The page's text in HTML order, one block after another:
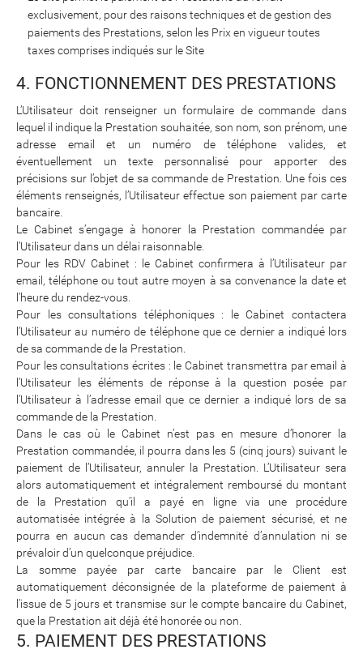
exclusivement, pour des raisons techniques et de gestion des
paiements des Prestations, selon les Prix en vigueur toutes
taxes comprises indiqués sur le Site
4. FONCTIONNEMENT DES PRESTATIONS
L’Utilisateur doit renseigner un formulaire de commande dans
lequel il indique la Prestation souhaitée, son nom, son prénom, une
adresse email et un numéro de téléphone valides, et
éventuellement un texte personnalisé pour apporter des
précisions sur l’objet de sa commande de Prestation. Une fois ces
éléments renseignés, l’Utilisateur effectue son paiement par carte
bancaire.
Le Cabinet s’engage à honorer la Prestation commandée par
l’Utilisateur dans un délai raisonnable.
Pour les RDV Cabinet : le Cabinet confirmera à l’Utilisateur par
email, téléphone ou tout autre moyen à sa convenance la date et
l’heure du rendez-vous.
Pour les consultations téléphoniques : le Cabinet contactera
l’Utilisateur au numéro de téléphone que ce dernier a indiqué lors
de sa commande de la Prestation.
Pour les consultations écrites : le Cabinet transmettra par email à
l’Utilisateur les éléments de réponse à la question posée par
l’Utilisateur à l’adresse email que ce dernier a indiqué lors de sa
commande de la Prestation.
Dans le cas où le Cabinet n’est pas en mesure d’honorer la
Prestation commandée, il pourra dans les 5 (cinq jours) suivant le
paiement de l’Utilisateur, annuler la Prestation. L’Utilisateur sera
alors automatiquement et intégralement remboursé du montant
de la Prestation qu’il a payé en ligne via une procédure
automatisée intégrée à la Solution de paiement sécurisé, et ne
pourra en aucun cas demander d’indemnité d’annulation ni se
prévaloir d’un quelconque préjudice.
La somme payée par carte bancaire par le Client est
automatiquement déconsignée de la plateforme de paiement à
l’issue de 5 jours et transmise sur le compte bancaire du Cabinet,
que la Prestation ait déjà été honorée ou non.
5. PAIEMENT DES PRESTATIONS